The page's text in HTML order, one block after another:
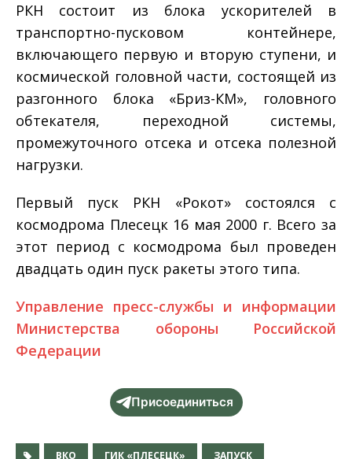
РКН состоит из блока ускорителей в
транспортно-пусковом контейнере,
включающего первую и вторую ступени, и
космической головной части, состоящей из
разгонного блока «Бриз-КМ», головного
обтекателя, переходной системы,
промежуточного отсека и отсека полезной
нагрузки.
Первый пуск РКН «Рокот» состоялся с
космодрома Плесецк 16 мая 2000 г. Всего за
этот период с космодрома был проведен
двадцать один пуск ракеты этого типа.
Управление пресс-службы и информации
Министерства обороны Российской
Федерации
Присоединиться
ВКО ГИК «ПЛЕСЕЦК» ЗАПУСК